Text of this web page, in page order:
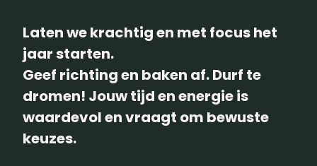
Laten we krachtig en met focus het
jaar starten.
Geef richting en baken af. Durf te
dromen! Jouw tijd en energie is
waardevol en vraagt om bewuste
keuzes.